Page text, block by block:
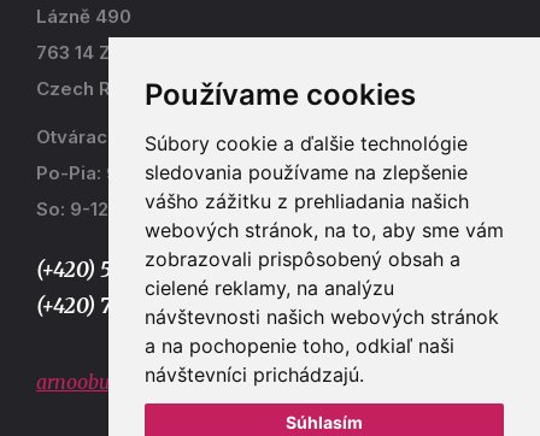
Používame cookies
Súbory cookie a ďalšie technológie
sledovania používame na zlepšenie
vášho zážitku z prehliadania našich
webových stránok, na to, aby sme vám
zobrazovali prispôsobený obsah a
cielené reklamy, na analýzu
návštevnosti našich webových stránok
a na pochopenie toho, odkiaľ naši
návštevníci prichádzajú.
Súhlasím
Lázně 490
763 14 Zlín - Kostelec
Czech Republic
Otváracia doba
Po-Pia: 9-17
So: 9-12
(+420) 577 915 036,
(+420) 773 667 390
arnoobuv@gmail.com